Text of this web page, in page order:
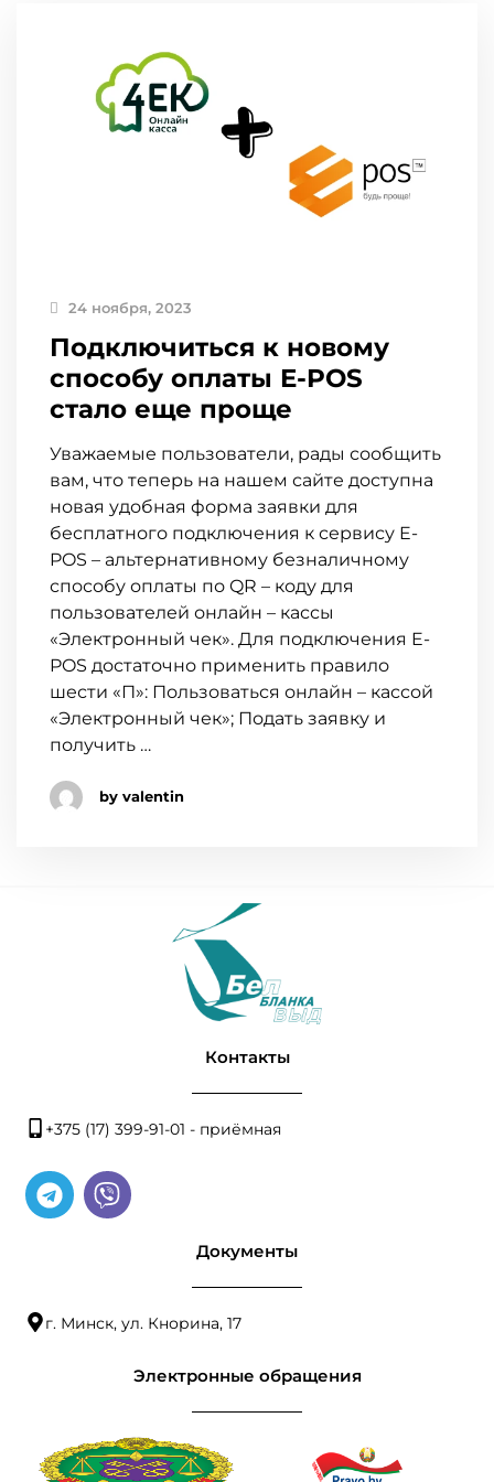
24 ноября, 2023
Подключиться к новому
способу оплаты E-POS
стало еще проще
Уважаемые пользователи, рады сообщить
вам, что теперь на нашем сайте доступна
новая удобная форма заявки для
бесплатного подключения к сервису E-
POS – альтернативному безналичному
способу оплаты по QR – коду для
пользователей онлайн – кассы
«Электронный чек». Для подключения E-
POS достаточно применить правило
шести «П»: Пользоваться онлайн – кассой
«Электронный чек»; Подать заявку и
получить …
by valentin
Контакты
+375 (17) 399-91-01 - приёмная
Документы
г. Минск, ул. Кнорина, 17
Электронные обращения